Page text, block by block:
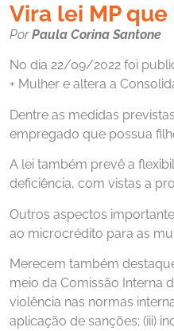
Vira lei MP
PorPaula Corina Santone
No dia 22/09/2022 foi
+ Mulher e altera a
Dentre as medidas
empregado que possua
A lei também prevê a
deficiência, com vistas a
Outros aspectos
ao microcrédito para as
Merecem também
meio da Comissão Interna
violência nas normas
aplicação de sanções; (iii)